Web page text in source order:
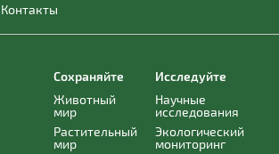
Контакты
Сохраняйте
Животный
мир
Растительный
мир
Исследуйте
Научные
исследования
Экологический
мониторинг